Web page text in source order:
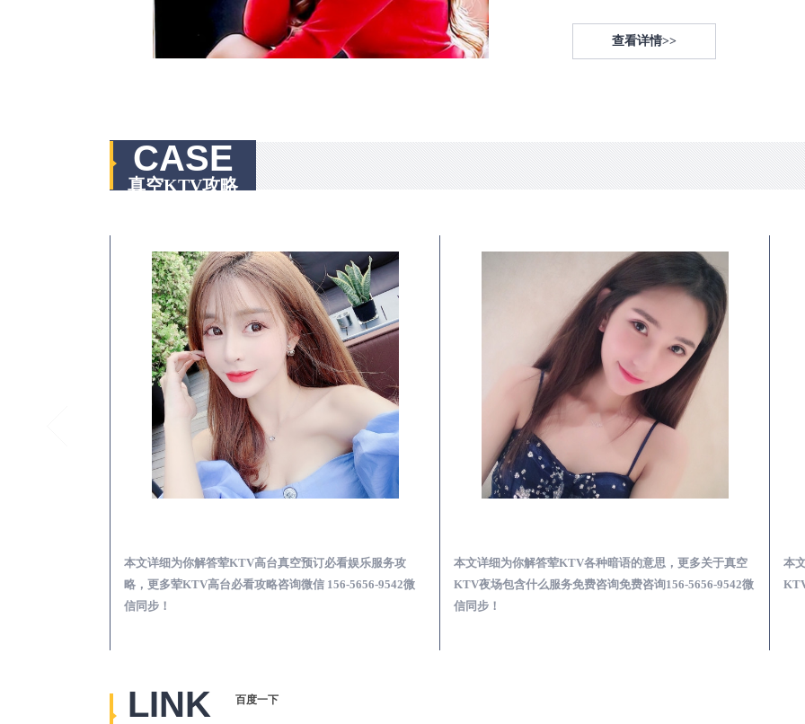
查看详情>>
CASE
真空KTV攻略
本文详细为你解答荤KTV高台真空预订必看娱乐服务攻
略，更多荤KTV高台必看攻略咨询微信 156-5656-9542微
本文详细为你解答荤KTV各种暗语的意思，更多关于真空
KTV夜场包含什么服务免费咨询免费咨询156-5656-9542微
本文详细为你解答荤KTV
KTV高台玩乐服务攻略免
LINK 百度一下